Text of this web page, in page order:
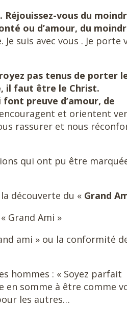
vous du
ou d’amour, du
suis avec vous . Je porte
pas tenus de porter
il faut être le Christ.
preuve d’amour, de
encouragent et orientent
rassurer et nous
qui ont pu être
découverte du « Grand
Grand Ami »
ami » ou la conformité
hommes : « Soyez parfait
en somme à être comme
les autres…